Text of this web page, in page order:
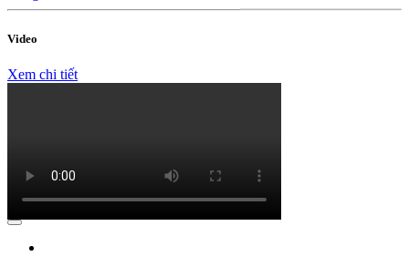
(Thứ Sáu, 09/08/2024 10:57)Hội thảo: Cơ chế khuyến khích đầu tư
sách Quý I năm 2024
quyết toán ngân sách năm 2022 của Cục Đầu tư nước ngoài
sách Quý 3 năm 2023
Video
Xem chi tiết